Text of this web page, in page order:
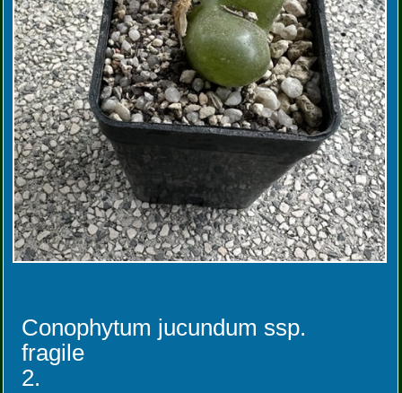
Conophytum jucundum ssp.
fragile
2.